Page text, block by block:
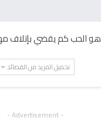
هو الحب كم يقضي بإتلاف
تحميل المزيد من القصائد
- Advertisement -